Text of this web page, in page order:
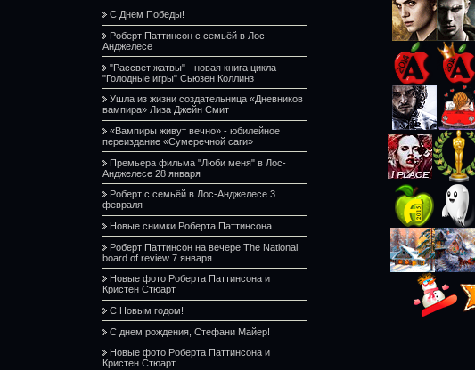
С Днем Победы!
Роберт Паттинсон с семьёй в Лос-
Анджелесе
"Рассвет жатвы" - новая книга цикла
"Голодные игры" Сьюзен Коллинз
Ушла из жизни создательница «Дневников
вампира» Лиза Джейн Смит
«Вампиры живут вечно» - юбилейное
переиздание «Сумеречной саги»
Премьера фильма "Люби меня" в Лос-
Анджелесе 28 января
Роберт с семьёй в Лос-Анджелесе 3
февраля
Новые снимки Роберта Паттинсона
Роберт Паттинсон на вечере The National
board of review 7 января
Новые фото Роберта Паттинсона и
Кристен Стюарт
С Новым годом!
С днем рождения, Стефани Майер!
Новые фото Роберта Паттинсона и
Кристен Стюарт